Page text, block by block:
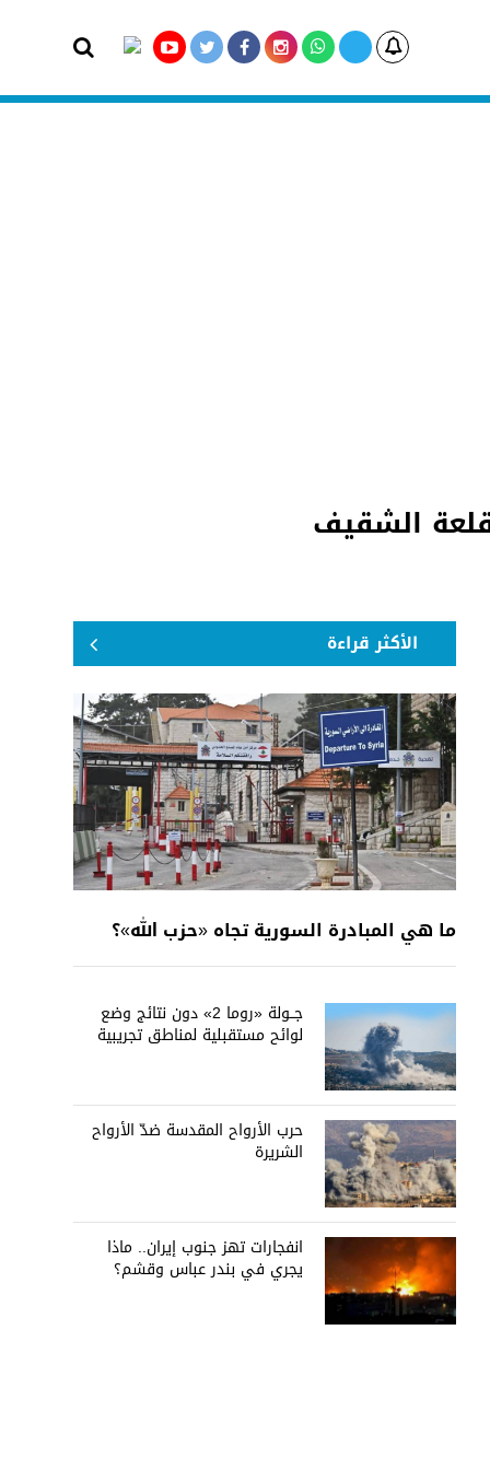
الشقيف
الأكثر قراءة
ما هي المبادرة السورية تجاه «حزب الله»؟
جــولة «روما 2» دون نتائج وضع
لوائح مستقبلية لمناطق تجريبية
حرب الأرواح المقدسة ضدّ الأرواح
الشريرة
انفجارات تهز جنوب إيران.. ماذا
يجري في بندر عباس وقشم؟